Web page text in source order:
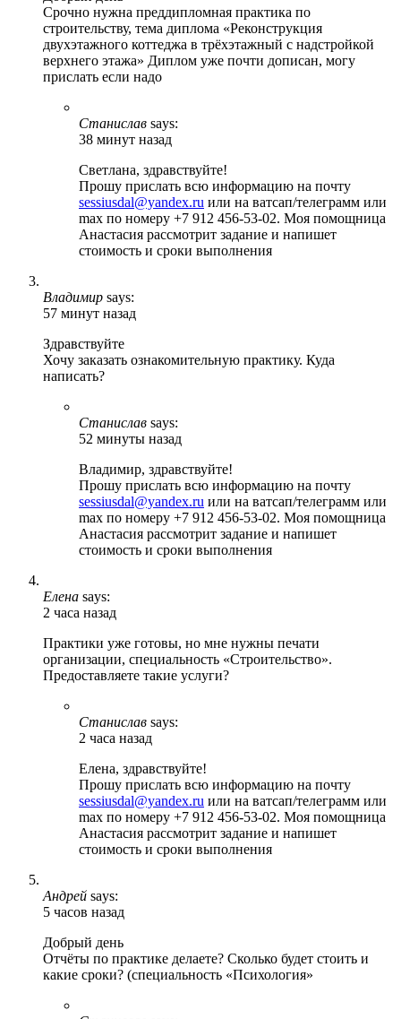
Срочно нужна преддипломная практика по
строительству, тема диплома «Реконструкция
двухэтажного коттеджа в трёхэтажный с надстройкой
верхнего этажа» Диплом уже почти дописан, могу
прислать если надо
Станислав says:
38 минут назад
Светлана, здравствуйте!
Прошу прислать всю информацию на почту
sessiusdal@yandex.ru или на ватсап/телеграмм или
max по номеру +7 912 456-53-02. Моя помощница
Анастасия рассмотрит задание и напишет
стоимость и сроки выполнения
Владимир says:
57 минут назад
Здравствуйте
Хочу заказать ознакомительную практику. Куда
написать?
Станислав says:
52 минуты назад
Владимир, здравствуйте!
Прошу прислать всю информацию на почту
sessiusdal@yandex.ru или на ватсап/телеграмм или
max по номеру +7 912 456-53-02. Моя помощница
Анастасия рассмотрит задание и напишет
стоимость и сроки выполнения
Елена says:
2 часа назад
Практики уже готовы, но мне нужны печати
организации, специальность «Строительство».
Предоставляете такие услуги?
Станислав says:
2 часа назад
Елена, здравствуйте!
Прошу прислать всю информацию на почту
sessiusdal@yandex.ru или на ватсап/телеграмм или
max по номеру +7 912 456-53-02. Моя помощница
Анастасия рассмотрит задание и напишет
стоимость и сроки выполнения
Андрей says:
5 часов назад
Добрый день
Отчёты по практике делаете? Сколько будет стоить и
какие сроки? (специальность «Психология»